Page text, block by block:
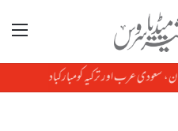
مینو
سعودی عرب اور ترکیہ کومبارکباد